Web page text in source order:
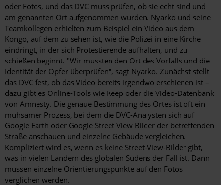
oder Fotos, und das DVC muss prüfen, ob sie echt sind und
am genannten Ort aufgenommen wurden. Nyarko und seine
Teamkollegen erhielten zum Beispiel ein Video aus dem
Kongo, auf dem zu sehen ist, wie die Polizei in eine Kirche
eindringt, in der sich Protestierende aufhalten, und zu
schießen beginnt. "Wir mussten den Ort des Vorfalls und die
Identität der Opfer überprüfen", sagt Nyarko. Zunächst stellt
das DVC fest, ob das Video bereits irgendwo erschienen ist –
dazu gibt es Online-Tools wie Keep oder die Video-Datenbank
von Amnesty. Die genaue Bestimmung des Ortes ist oft ein
mühsamer Prozess, bei dem die DVC-Analysten sich auf
Google Earth oder Google Street View Bilder der betreffenden
Straße anschauen und einzelne Gebäude vergleichen.
Kompliziert wird es, wenn es keine Street-View-Bilder gibt,
was in vielen Ländern des globalen Südens der Fall ist. Dann
müssen einzelne Orientierungspunkte auf den Fotos
verglichen werden.